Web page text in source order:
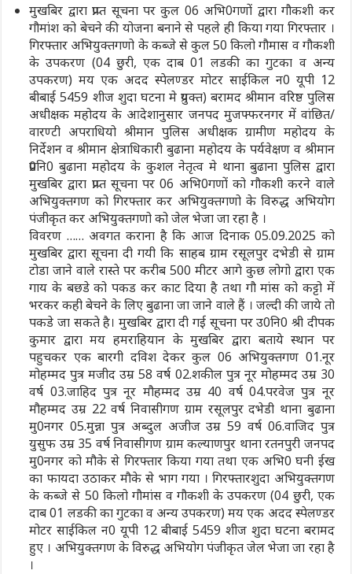
मुखबिर द्वारा प्राप्त सूचना पर कुल 06 अभि0गणों द्वारा गौकशी कर
गौमांश को बेचने की योजना बनाने से पहले ही किया गया गिरफ्तार ।
गिरफ्तार अभियुक्तगणो के कब्जे से कुल 50 किलो गौमास व गौकशी
के उपकरण (04 छुरी, एक दाब 01 लडकी का गुटका व अन्य
उपकरण) मय एक अदद स्पेलण्डर मोटर साईकिल न0 यूपी 12
बीबाई 5459 शीज शुदा घटना मे प्रयुक्त) बरामद श्रीमान वरिष्ठ पुलिस
अधीक्षक महोदय के आदेशानुसार जनपद मुजफ्फरनगर में वांछित/
वारण्टी अपराधियो श्रीमान पुलिस अधीक्षक ग्रामीण महोदय के
निर्देशन व श्रीमान क्षेत्राधिकारी बुढाना महोदय के पर्यवेक्षण व श्रीमान
प्र0नि0 बुढाना महोदय के कुशल नेतृत्व मे थाना बुढाना पुलिस द्वारा
मुखबिर द्वारा प्राप्त सूचना पर 06 अभि0गणों को गौकशी करने वाले
अभियुक्तगण को गिरफ्तार कर अभियुक्तगणो के विरुद्ध अभियोग
पंजीकृत कर अभियुक्तगणो को जेल भेजा जा रहा है ।
विवरण …… अवगत कराना है कि आज दिनाक 05.09.2025 को
मुखबिर द्वारा सूचना दी गयी कि साहब ग्राम रसूलपुर दभेडी से ग्राम
टोडा जाने वाले रास्ते पर करीब 500 मीटर आगे कुछ लोगो द्वारा एक
गाय के बछडे को पकड कर काट दिया है तथा गौ मांस को कट्टो में
भरकर कही बेचने के लिए बुढाना जा जाने वाले हैं । जल्दी की जाये तो
पकडे जा सकते है। मुखबिर द्वारा दी गई सूचना पर उ0नि0 श्री दीपक
कुमार द्वारा मय हमराहियान के मुखबिर द्वारा बताये स्थान पर
पहुचकर एक बारगी दविश देकर कुल 06 अभियुक्तगण 01.नूर
मोहम्मद पुत्र मजीद उम्र 58 वर्ष 02.शकील पुत्र नूर मोहम्मद उम्र 30
वर्ष 03.जाहिद पुत्र नूर मौहम्मद उम्र 40 वर्ष 04.परवेज पुत्र नूर
मौहम्मद उम्र 22 वर्ष निवासीगण ग्राम रसूलपुर दभेडी थाना बुढाना
मु0नगर 05.मुन्ना पुत्र अब्दुल अजीज उम्र 59 वर्ष 06.वाजिद पुत्र
युसुफ उम्र 35 वर्ष निवासीगण ग्राम कल्याणपुर थाना रतनपुरी जनपद
मु0नगर को मौके से गिरफ्तार किया गया तथा एक अभि0 घनी ईख
का फायदा उठाकर मौके से भाग गया । गिरफ्तारशुदा अभियुक्तगण
के कब्जे से 50 किलो गौमांस व गौकशी के उपकरण (04 छुरी, एक
दाब 01 लडकी का गुटका व अन्य उपकरण) मय एक अदद स्पेलण्डर
मोटर साईकिल न0 यूपी 12 बीबाई 5459 शीज शुदा घटना बरामद
हुए । अभियुक्तगण के विरुद्ध अभियोग पंजीकृत जेल भेजा जा रहा है
।